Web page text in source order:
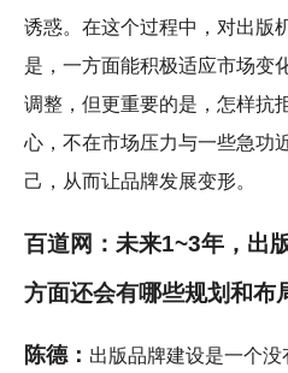
诱惑。在这个过程中，对出版
是，一方面能积极适应市场变
调整，但更重要的是，怎样抗
心，不在市场压力与一些急功
己，从而让品牌发展变形。
百道网：未来1~3年，出
方面还会有哪些规划和布
陈德： 出版品牌建设是一个没